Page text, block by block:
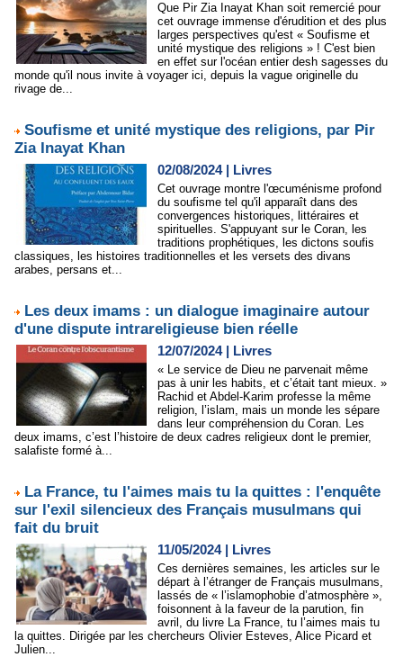
Que Pir Zia Inayat Khan soit remercié pour
cet ouvrage immense d'érudition et des plus
larges perspectives qu'est « Soufisme et
unité mystique des religions » ! C'est bien
en effet sur l'océan entier desh sagesses du
monde qu'il nous invite à voyager ici, depuis la vague originelle du
rivage de...
Soufisme et unité mystique des religions, par Pir
Zia Inayat Khan
02/08/2024| Livres
Cet ouvrage montre l'œcuménisme profond
du soufisme tel qu'il apparaît dans des
convergences historiques, littéraires et
spirituelles. S'appuyant sur le Coran, les
traditions prophétiques, les dictons soufis
classiques, les histoires traditionnelles et les versets des divans
arabes, persans et...
Les deux imams : un dialogue imaginaire autour
d'une dispute intrareligieuse bien réelle
12/07/2024| Livres
« Le service de Dieu ne parvenait même
pas à unir les habits, et c’était tant mieux. »
Rachid et Abdel-Karim professe la même
religion, l’islam, mais un monde les sépare
dans leur compréhension du Coran. Les
deux imams, c’est l’histoire de deux cadres religieux dont le premier,
salafiste formé à...
La France, tu l'aimes mais tu la quittes : l'enquête
sur l'exil silencieux des Français musulmans qui
fait du bruit
11/05/2024| Livres
Ces dernières semaines, les articles sur le
départ à l’étranger de Français musulmans,
lassés de « l’islamophobie d’atmosphère »,
foisonnent à la faveur de la parution, fin
avril, du livre La France, tu l’aimes mais tu
la quittes. Dirigée par les chercheurs Olivier Esteves, Alice Picard et
Julien...